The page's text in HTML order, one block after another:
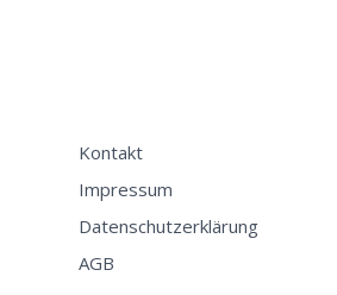
Kontakt
Impressum
Datenschutzerklärung
AGB